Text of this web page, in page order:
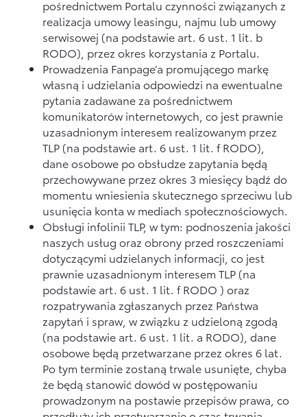
pośrednictwem Portalu czynności związanych z
realizacja umowy leasingu, najmu lub umowy
serwisowej (na podstawie art. 6 ust. 1 lit. b
RODO), przez okres korzystania z Portalu.
Prowadzenia Fanpage’a promującego markę
własną i udzielania odpowiedzi na ewentualne
pytania zadawane za pośrednictwem
komunikatorów internetowych, co jest prawnie
uzasadnionym interesem realizowanym przez
TLP (na podstawie art. 6 ust. 1 lit. f RODO),
dane osobowe po obsłudze zapytania będą
przechowywane przez okres 3 miesięcy bądź do
momentu wniesienia skutecznego sprzeciwu lub
usunięcia konta w mediach społecznościowych.
Obsługi infolinii TLP, w tym: podnoszenia jakości
naszych usług oraz obrony przed roszczeniami
dotyczącymi udzielanych informacji, co jest
prawnie uzasadnionym interesem TLP (na
podstawie art. 6 ust. 1 lit. f RODO ) oraz
rozpatrywania zgłaszanych przez Państwa
zapytań i spraw, w związku z udzieloną zgodą
(na podstawie art. 6 ust. 1 lit. a RODO), dane
osobowe będą przetwarzane przez okres 6 lat.
Po tym terminie zostaną trwale usunięte, chyba
że będą stanowić dowód w postępowaniu
prowadzonym na postawie przepisów prawa, co